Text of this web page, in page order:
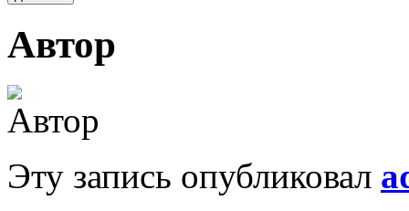
Автор
Эту запись опубликовал